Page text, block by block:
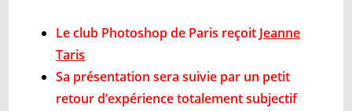
Le club Photoshop de Paris reçoit Jeanne
Taris
Sa présentation sera suivie par un petit
retour d’expérience totalement subjectif